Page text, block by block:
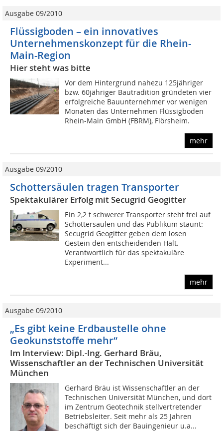
Ausgabe 09/2010
Flüssigboden – ein innovatives
Unternehmenskonzept für die Rhein-
Main-Region
Hier steht was bitte
Vor dem Hintergrund nahezu 125jähriger
bzw. 60jähriger Bautradition gründeten vier
erfolgreiche Bauunternehmer vor wenigen
Monaten das Unternehmen Flüssigboden
Rhein-Main GmbH (FBRM), Flörsheim.
mehr
Ausgabe 09/2010
Schottersäulen tragen Transporter
Spektakulärer Erfolg mit Secugrid Geogitter
Ein 2,2 t schwerer Transporter steht frei auf
Schottersäulen und das Publikum staunt:
Secugrid Geogitter geben dem losen
Gestein den entscheidenden Halt.
Verantwortlich für das spektakuläre
Experiment...
mehr
Ausgabe 09/2010
„Es gibt keine Erdbaustelle ohne
Geokunststoffe mehr“
Im Interview: Dipl.-Ing. Gerhard Bräu,
Wissenschaftler an der Technischen Universität
München
Gerhard Bräu ist Wissenschaftler an der
Technischen Universität München, und dort
im Zentrum Geotechnik stellvertretender
Betriebsleiter. Seit mehr als 25 Jahren
beschäftigt sich der Bauingenieur u.a...